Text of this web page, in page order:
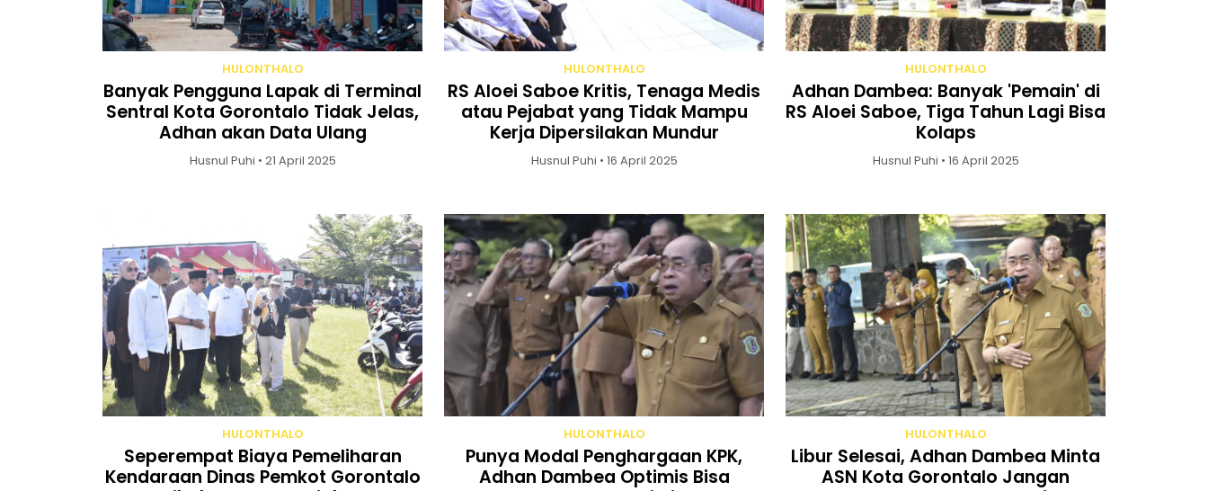
HULONTHALO
Banyak Pengguna Lapak di Terminal
Sentral Kota Gorontalo Tidak Jelas,
Adhan akan Data Ulang
Husnul Puhi • 21 April 2025
HULONTHALO
RS Aloei Saboe Kritis, Tenaga Medis
atau Pejabat yang Tidak Mampu
Kerja Dipersilakan Mundur
Husnul Puhi • 16 April 2025
HULONTHALO
Adhan Dambea: Banyak 'Pemain' di
RS Aloei Saboe, Tiga Tahun Lagi Bisa
Kolaps
Husnul Puhi • 16 April 2025
HULONTHALO
Seperempat Biaya Pemeliharan
Kendaraan Dinas Pemkot Gorontalo
HULONTHALO
Punya Modal Penghargaan KPK,
Adhan Dambea Optimis Bisa
HULONTHALO
Libur Selesai, Adhan Dambea Minta
ASN Kota Gorontalo Jangan